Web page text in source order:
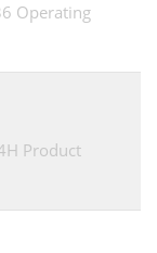
Operating
Product